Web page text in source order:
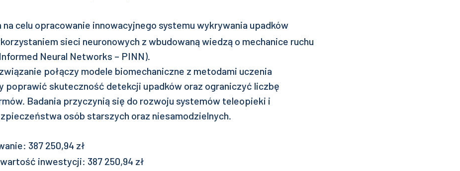
na celu opracowanie innowacyjnego systemu wykrywania upadków
sieci neuronowych z wbudowaną wiedzą o mechanice ruchu
Neural Networks – PINN).
połączy modele biomechaniczne z metodami uczenia
poprawić skuteczność detekcji upadków oraz ograniczyć liczbę
Badania przyczynią się do rozwoju systemów teleopieki i
osób starszych oraz niesamodzielnych.
387 250,94 zł
inwestycji: 387 250,94 zł